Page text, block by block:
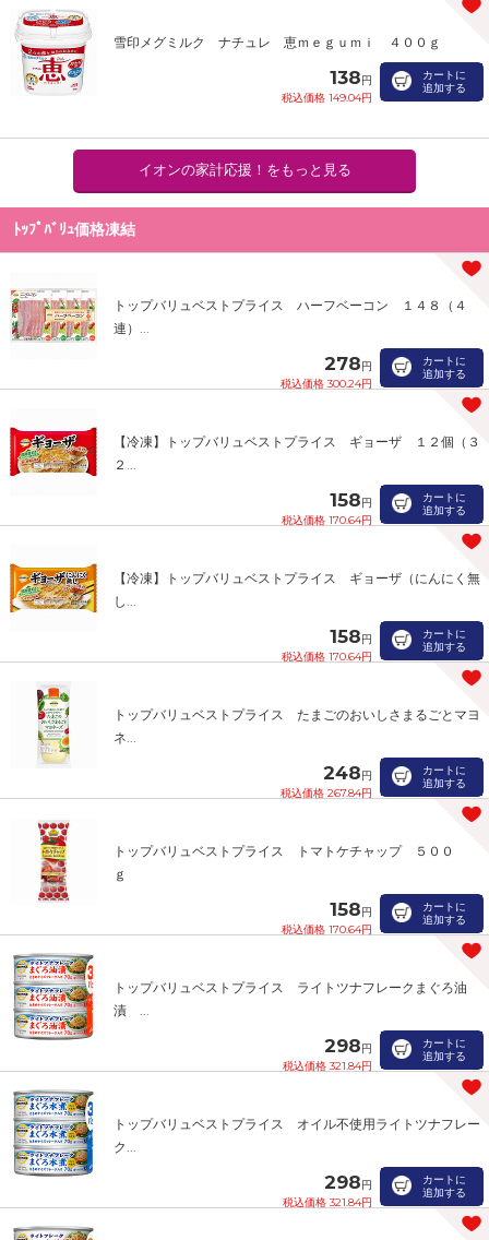
雪印メグミルク ナチュレ 恵ｍｅｇｕｍｉ ４００ｇ
138円
税込価格 149.04円
カートに
追加する
イオンの家計応援！をもっと見る
ﾄｯﾌﾟﾊﾞﾘｭ価格凍結
トップバリュベストプライス ハーフベーコン １４８（４
連）...
278円
税込価格 300.24円
カートに
追加する
【冷凍】トップバリュベストプライス ギョーザ １２個（３
２...
158円
税込価格 170.64円
カートに
追加する
【冷凍】トップバリュベストプライス ギョーザ（にんにく無
し...
158円
税込価格 170.64円
カートに
追加する
トップバリュベストプライス たまごのおいしさまるごとマヨ
ネ...
248円
税込価格 267.84円
カートに
追加する
トップバリュベストプライス トマトケチャップ ５００
ｇ
158円
税込価格 170.64円
カートに
追加する
トップバリュベストプライス ライトツナフレークまぐろ油
漬 ...
298円
税込価格 321.84円
カートに
追加する
トップバリュベストプライス オイル不使用ライトツナフレー
ク...
298円
税込価格 321.84円
カートに
追加する